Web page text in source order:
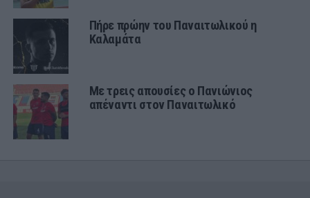
Πήρε πρώην του Παναιτωλικού η
Καλαμάτα
Με τρεις απουσίες ο Πανιώνιος
απέναντι στον Παναιτωλικό